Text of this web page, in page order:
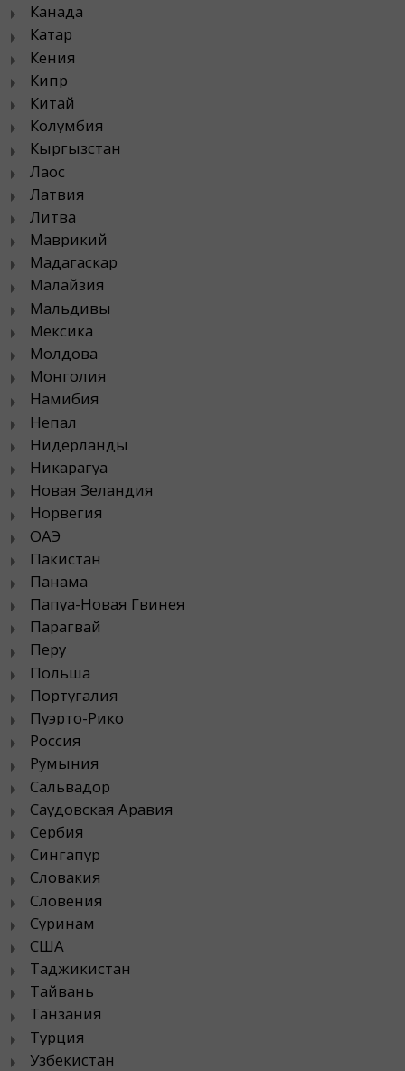
Канада
Катар
Кения
Кипр
Китай
Колумбия
Кыргызстан
Лаос
Латвия
Литва
Маврикий
Мадагаскар
Малайзия
Мальдивы
Мексика
Молдова
Монголия
Намибия
Непал
Нидерланды
Никарагуа
Новая Зеландия
Норвегия
ОАЭ
Пакистан
Панама
Папуа-Новая Гвинея
Парагвай
Перу
Польша
Португалия
Пуэрто-Рико
Россия
Румыния
Сальвадор
Саудовская Аравия
Сербия
Сингапур
Словакия
Словения
Суринам
США
Таджикистан
Тайвань
Танзания
Турция
Узбекистан